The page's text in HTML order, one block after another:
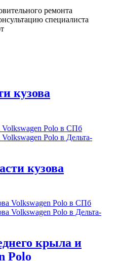
ремонта
специалиста
кузова
кузова
крыла и
Polo